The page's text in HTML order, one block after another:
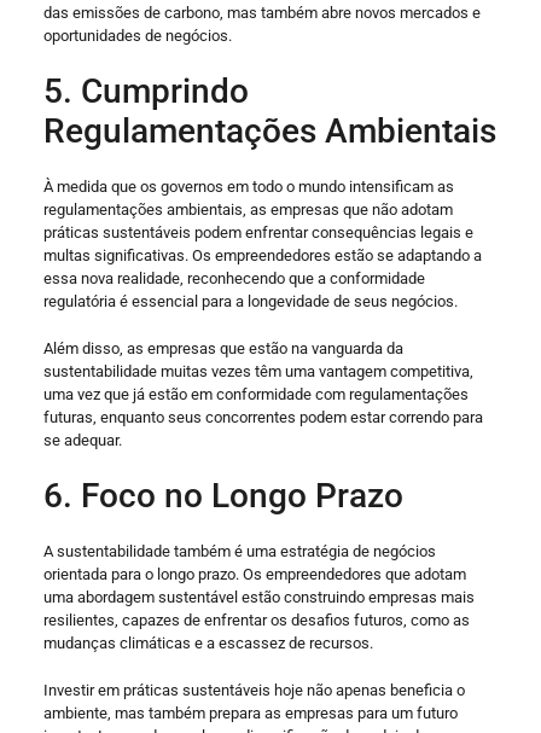
das emissões de carbono, mas também abre novos mercados e
oportunidades de negócios.
5. Cumprindo
Regulamentações Ambientais
À medida que os governos em todo o mundo intensificam as
regulamentações ambientais, as empresas que não adotam
práticas sustentáveis ​​podem enfrentar consequências legais e
multas significativas. Os empreendedores estão se adaptando a
essa nova realidade, reconhecendo que a conformidade
regulatória é essencial para a longevidade de seus negócios.
Além disso, as empresas que estão na vanguarda da
sustentabilidade muitas vezes têm uma vantagem competitiva,
uma vez que já estão em conformidade com regulamentações
futuras, enquanto seus concorrentes podem estar correndo para
se adequar.
6. Foco no Longo Prazo
A sustentabilidade também é uma estratégia de negócios
orientada para o longo prazo. Os empreendedores que adotam
uma abordagem sustentável estão construindo empresas mais
resilientes, capazes de enfrentar os desafios futuros, como as
mudanças climáticas e a escassez de recursos.
Investir em práticas sustentáveis ​​hoje não apenas beneficia o
ambiente, mas também prepara as empresas para um futuro